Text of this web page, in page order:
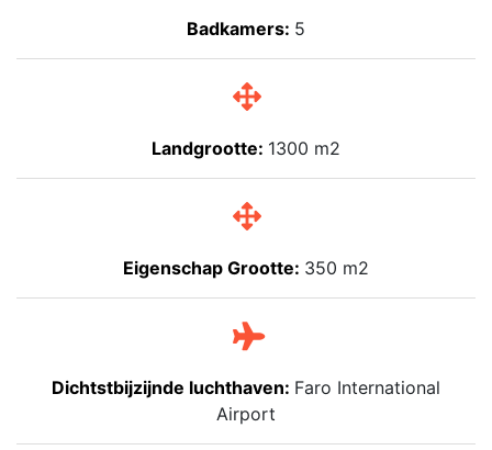
Badkamers: 5
Landgrootte: 1300 m2
Eigenschap Grootte: 350 m2
Dichtstbijzijnde luchthaven: Faro International
Airport